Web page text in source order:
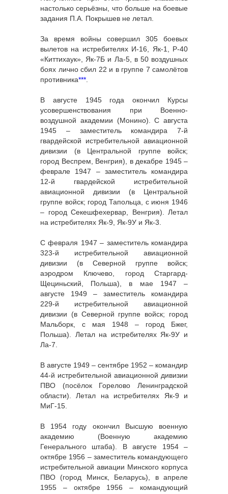
настолько серьёзны, что больше на боевые
задания П.А. Покрышев не летал.
За время войны совершил 305 боевых
вылетов на истребителях И-16, Як-1, Р-40
«Киттихаук», Як-7Б и Ла-5, в 50 воздушных
боях лично сбил 22 и в группе 7 самолётов
противника***.
В августе 1945 года окончил Курсы
усовершенствования при Военно-
воздушной академии (Монино). С августа
1945 – заместитель командира 7-й
гвардейской истребительной авиационной
дивизии (в Центральной группе войск;
город Веспрем, Венгрия), в декабре 1945 –
феврале 1947 – заместитель командира
12-й гвардейской истребительной
авиационной дивизии (в Центральной
группе войск; город Тапольца, с июня 1946
– город Секешфехервар, Венгрия). Летал
на истребителях Як-9, Як-9У и Як-3.
С февраля 1947 – заместитель командира
323-й истребительной авиационной
дивизии (в Северной группе войск;
аэродром Ключево, город Старгард-
Щециньский, Польша), в мае 1947 –
августе 1949 – заместитель командира
229-й истребительной авиационной
дивизии (в Северной группе войск; город
Мальборк, с мая 1948 – город Бжег,
Польша). Летал на истребителях Як-9У и
Ла-7.
В августе 1949 – сентябре 1952 – командир
44-й истребительной авиационной дивизии
ПВО (посёлок Горелово Ленинградской
области). Летал на истребителях Як-9 и
МиГ-15.
В 1954 году окончил Высшую военную
академию (Военную академию
Генерального штаба). В августе 1954 –
октябре 1956 – заместитель командующего
истребительной авиации Минского корпуса
ПВО (город Минск, Беларусь), в апреле
1955 – октябре 1956 – командующий